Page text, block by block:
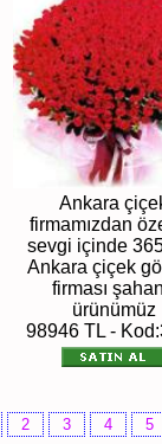
Ankara
firmamızdan
sevgi içinde
Ankara çiçek
firması
ürünümüz
98946 TL -
2 3 4 5